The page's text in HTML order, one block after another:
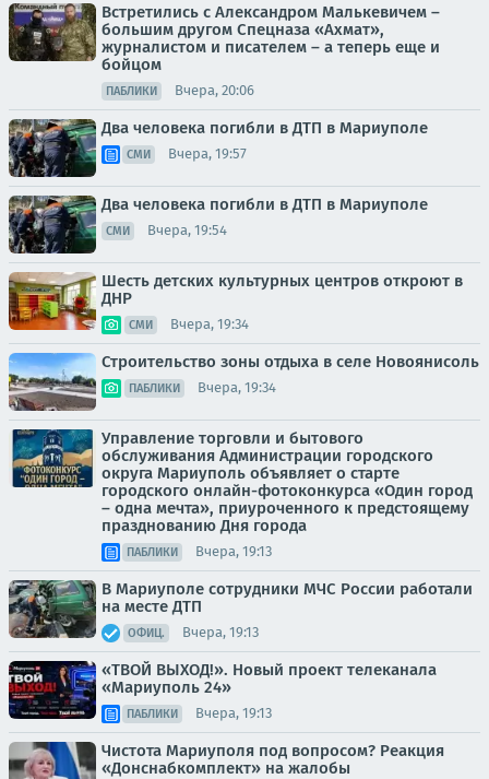
Встретились с Александром Малькевичем –
большим другом Спецназа «Ахмат»,
журналистом и писателем – а теперь еще и
бойцом
ПАБЛИКИ Вчера, 20:06
Два человека погибли в ДТП в Мариуполе
СМИ Вчера, 19:57
Два человека погибли в ДТП в Мариуполе
СМИ Вчера, 19:54
Шесть детских культурных центров откроют в
ДНР
СМИ Вчера, 19:34
Строительство зоны отдыха в селе Новоянисоль
ПАБЛИКИ Вчера, 19:34
Управление торговли и бытового
обслуживания Администрации городского
округа Мариуполь объявляет о старте
городского онлайн-фотоконкурса «Один город
– одна мечта», приуроченного к предстоящему
празднованию Дня города
ПАБЛИКИ Вчера, 19:13
В Мариуполе сотрудники МЧС России работали
на месте ДТП
ОФИЦ. Вчера, 19:13
«ТВОЙ ВЫХОД!». Новый проект телеканала
«Мариуполь 24»
ПАБЛИКИ Вчера, 19:13
Чистота Мариуполя под вопросом? Реакция
«Донснабкомплект» на жалобы